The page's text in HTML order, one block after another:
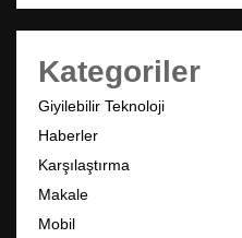
Kategoriler
Giyilebilir Teknoloji
Haberler
Karşılaştırma
Makale
Mobil